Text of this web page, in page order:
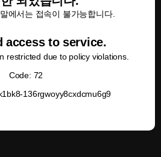
에서는 접속이 불가능합니다.
access to service.
restricted due to policy violations.
Code: 72
136rgwoyy8cxdcmu6g9